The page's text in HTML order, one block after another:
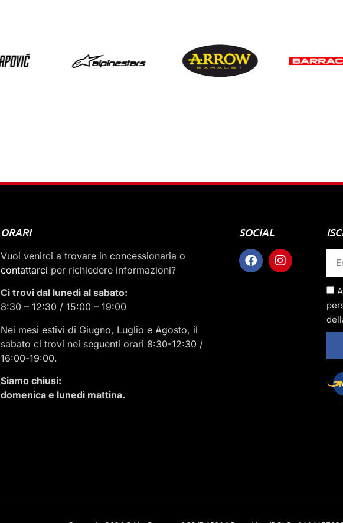
ORARI
Vuoi venirci a trovare in concessionaria o
contattarci per richiedere informazioni?
Ci trovi dal lunedì al sabato:
8:30 – 12:30 / 15:00 – 19:00
Nei mesi estivi di Giugno, Luglio e Agosto, il
sabato ci trovi nei seguenti orari 8:30-12:30 /
16:00-19:00.
Siamo chiusi:
domenica e lunedì mattina.
SOCIAL